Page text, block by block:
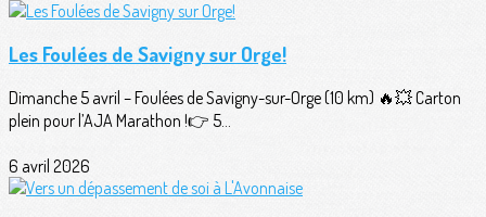
Les Foulées de Savigny sur Orge!
Dimanche 5 avril – Foulées de Savigny-sur-Orge (10 km) 🔥💥 Carton
plein pour l’AJA Marathon !👉 5...
6 avril 2026